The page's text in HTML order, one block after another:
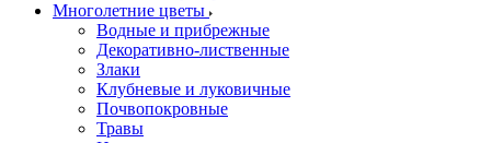
Многолетние цветы
Водные и прибрежные
Декоративно-лиственные
Злаки
Клубневые и луковичные
Почвопокровные
Травы